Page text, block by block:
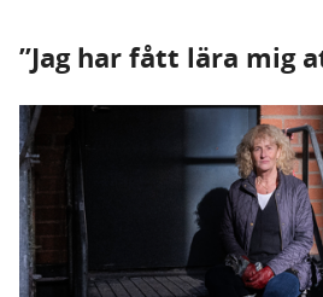
”Jag har fått lära mig